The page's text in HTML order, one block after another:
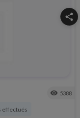
share
visibility 5388
effectués